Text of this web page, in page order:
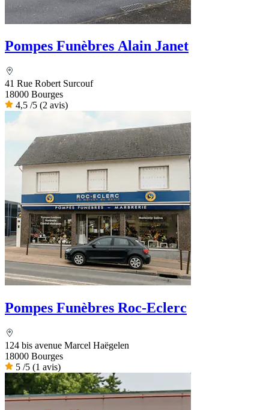
Pompes Funèbres Alain Janet
41 Rue Robert Surcouf
18000 Bourges
4,5 /5 (2 avis)
Pompes Funèbres Roc-Eclerc
124 bis avenue Marcel Haëgelen
18000 Bourges
5 /5 (1 avis)